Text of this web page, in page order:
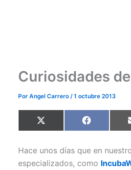
Curiosidades
PorAngel Carrero/1 octubre 2013
Compartir
en
X
(
i
t
t
Compartir
en
F
a
b
o
Hace unos días que en
especializados, como